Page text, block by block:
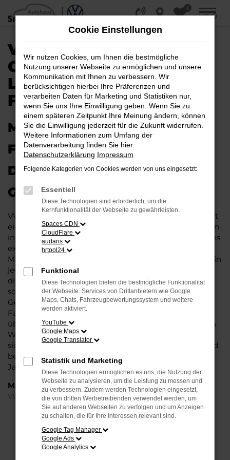
Zum
Hauptinhalt
0
MENÜ
VW GOLF
GEBRAUCHTWAGEN |
LIEFERSERVICE NACH
FRANKFURT AM MAIN
MIT RABATT DURCH
FRANKFURT AM MAIN MIT
DEM VW GOLF
GEBRAUCHTWAGEN
VW Golf Gebrauchtwagen liegen im Trend und das hat
einen vergleichsweise einfachen Grund. Ob für Fahrten
in und um Frankfurt am Main oder längere Strecken: es
existieren schlichtweg kaum Fahrzeuge, die diesem
Modell das Wasser reichen können. Die Qualität steht in
jeder Modellgeneration außer Frage. Hinzu kommen
die vielfältigen Möglichkeiten einer Individualisierung
sowie die zahlreichen Assistenzsysteme. Ein VW Golf
Gebrauchtwagen für Frankfurt am Main ist ein
Fahrzeug, wie es kompletter nicht sein könnte und
überzeugt durch Langlebigkeit und einen sehr soliden
Werterhalt. Bei Steinböhmer kommt hinzu, dass Sie
sich über einen preislichen Nachlass freuen dürfen und
beim Kauf auf ein Unternehmen mit mehr als 80
Jahren Erfahrung setzen.
Marken
VW
FEHLER: NETWORK ERROR
Beim Laden ist ein Fehler aufgetreten.
Cookie Einstellungen
Wir nutzen Cookies, um Ihnen die bestmögliche
Nutzung unserer Webseite zu ermöglichen und unsere
Kommunikation mit Ihnen zu verbessern. Wir
berücksichtigen hierbei Ihre Präferenzen und
verarbeiten Daten für Marketing und Statistiken nur,
wenn Sie uns Ihre Einwilligung geben. Wenn Sie zu
einem späteren Zeitpunkt Ihre Meinung ändern, können
Sie die Einwilligung jederzeit für die Zukunft widerrufen.
Weitere Informationen zum Umfang der
Datenverarbeitung finden Sie hier:
Datenschutzerklärung Impressum
Folgende Kategorien von Cookies werden von uns eingesetzt:
Essentiell
Diese Technologien sind erforderlich, um die
Kernfunktionalität der Webseite zu gewährleisten.
Spaces CDN
CloudFlare
audaris
hrtool24
Funktional
Diese Technologien bieten die bestmögliche Funktionalität
der Webseite. Services von Drittanbietern wie Google
Maps, Chats, Fahrzeugbewertungssystem und weitere
werden aktiviert.
YouTube
Google Maps
Google Translator
Statistik und Marketing
Diese Technologien ermöglichen es uns, die Nutzung der
Webseite zu analysieren, um die Leistung zu messen und
zu verbessern. Zudem werden Technologien eingesetzt,
die von dritten Werbetreibenden verwendet werden, um
Sie auf anderen Webseiten zu verfolgen und um Anzeigen
zu schalten, die für Ihre Interessen relevant sind.
Google Tag Manager
Google Ads
Google Analytics